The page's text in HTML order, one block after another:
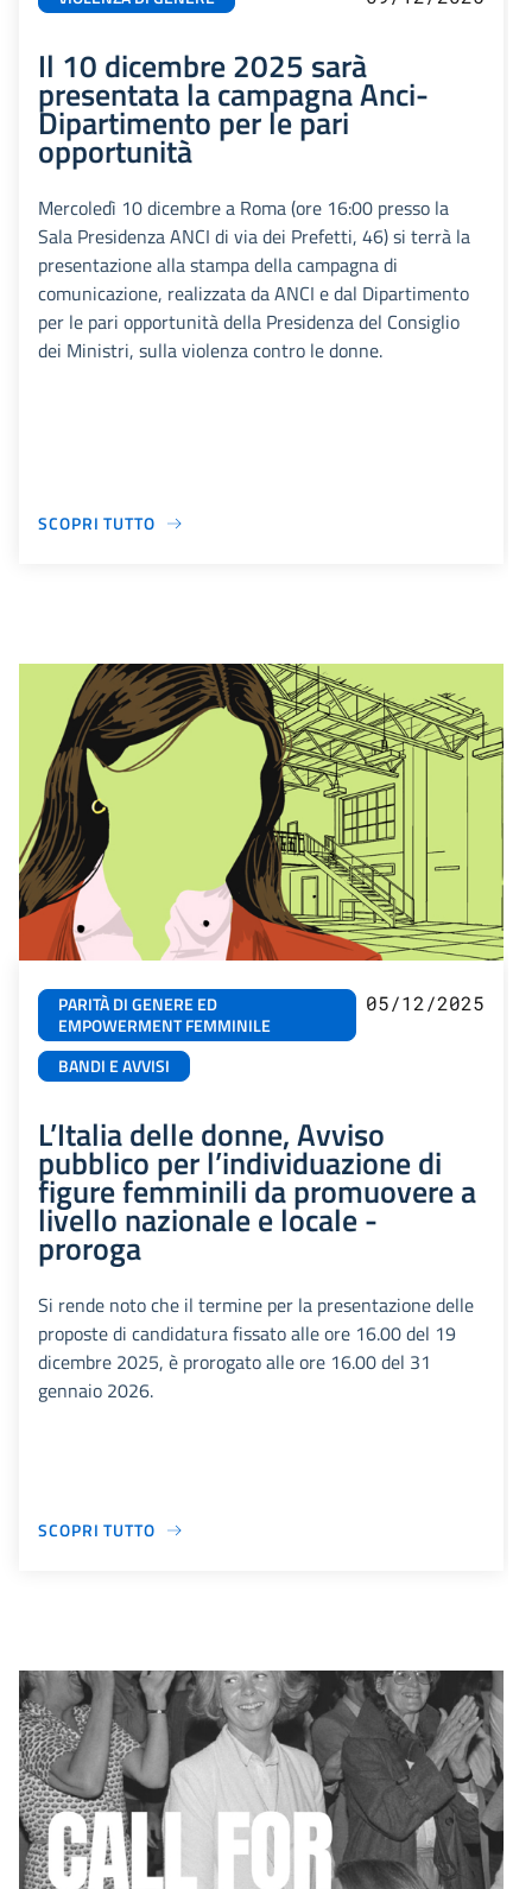
Il 10 dicembre 2025 sarà
presentata la campagna Anci-
Dipartimento per le pari
opportunità
Mercoledì 10 dicembre a Roma (ore 16:00 presso la
Sala Presidenza ANCI di via dei Prefetti, 46) si terrà la
presentazione alla stampa della campagna di
comunicazione, realizzata da ANCI e dal Dipartimento
per le pari opportunità della Presidenza del Consiglio
dei Ministri, sulla violenza contro le donne.
SCOPRI TUTTO
PARITÀ DI GENERE ED
EMPOWERMENT FEMMINILE
BANDI E AVVISI
05/12/2025
L’Italia delle donne, Avviso
pubblico per l’individuazione di
figure femminili da promuovere a
livello nazionale e locale -
proroga
Si rende noto che il termine per la presentazione delle
proposte di candidatura fissato alle ore 16.00 del 19
dicembre 2025, è prorogato alle ore 16.00 del 31
gennaio 2026.
SCOPRI TUTTO